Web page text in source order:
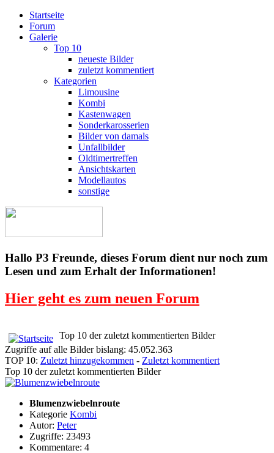
Startseite
Forum
Galerie
Top 10
neueste Bilder
zuletzt kommentiert
Kategorien
Limousine
Kombi
Kastenwagen
Sonderkarosserien
Bilder von damals
Unfallbilder
Oldtimertreffen
Ansichtskarten
Modellautos
sonstige
Hallo P3 Freunde, dieses Forum dient nur noch zum
Lesen und zum Erhalt der Informationen!
Hier geht es zum neuen Forum
Top 10 der zuletzt kommentierten Bilder
Zugriffe auf alle Bilder bislang: 45.052.363
TOP 10: Zuletzt hinzugekommen - Zuletzt kommentiert
Top 10 der zuletzt kommentierten Bilder
Blumenzwiebelnroute
Kategorie Kombi
Autor: Peter
Zugriffe: 23493
Kommentare: 4